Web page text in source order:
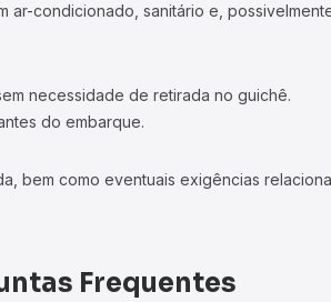
ar-condicionado, sanitário e,
necessidade de retirada no guichê.
do embarque.
bem como eventuais exigências
Frequentes